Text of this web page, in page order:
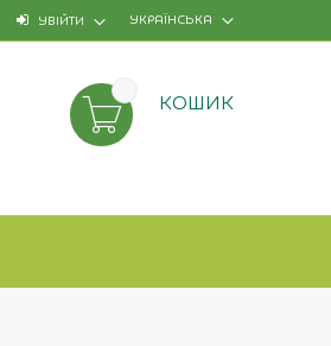
УКРАЇНСЬКА
УВІЙТИ
КОШИК